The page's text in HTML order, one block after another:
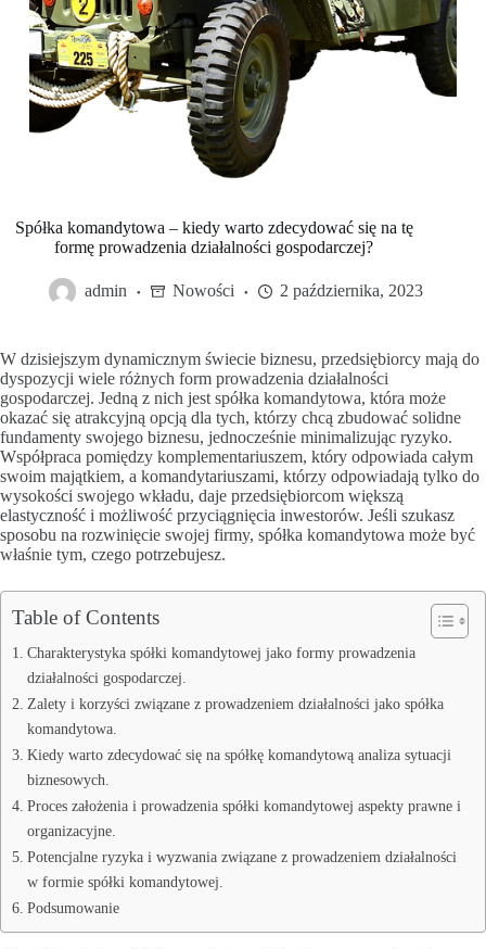
Spółka komandytowa – kiedy warto zdecydować się na tę
formę prowadzenia działalności gospodarczej?
admin Nowości 2 października, 2023
W dzisiejszym dynamicznym świecie biznesu, przedsiębiorcy mają do
dyspozycji wiele różnych form prowadzenia działalności
gospodarczej. Jedną z nich jest spółka komandytowa, która może
okazać się atrakcyjną opcją dla tych, którzy chcą zbudować solidne
fundamenty swojego biznesu, jednocześnie minimalizując ryzyko.
Współpraca pomiędzy komplementariuszem, który odpowiada całym
swoim majątkiem, a komandytariuszami, którzy odpowiadają tylko do
wysokości swojego wkładu, daje przedsiębiorcom większą
elastyczność i możliwość przyciągnięcia inwestorów. Jeśli szukasz
sposobu na rozwinięcie swojej firmy, spółka komandytowa może być
właśnie tym, czego potrzebujesz.
Table of Contents
Charakterystyka spółki komandytowej jako formy prowadzenia
działalności gospodarczej.
Zalety i korzyści związane z prowadzeniem działalności jako spółka
komandytowa.
Kiedy warto zdecydować się na spółkę komandytową analiza sytuacji
biznesowych.
Proces założenia i prowadzenia spółki komandytowej aspekty prawne i
organizacyjne.
Potencjalne ryzyka i wyzwania związane z prowadzeniem działalności
w formie spółki komandytowej.
Podsumowanie